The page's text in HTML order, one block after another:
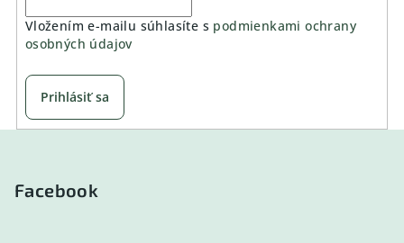
Vložením e-mailu súhlasíte s podmienkami ochrany
osobných údajov
Prihlásiť sa
Facebook